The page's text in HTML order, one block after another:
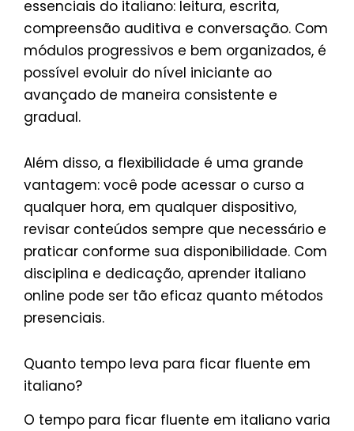
essenciais do italiano: leitura, escrita,
compreensão auditiva e conversação. Com
módulos progressivos e bem organizados, é
possível evoluir do nível iniciante ao
avançado de maneira consistente e
gradual.
Além disso, a flexibilidade é uma grande
vantagem: você pode acessar o curso a
qualquer hora, em qualquer dispositivo,
revisar conteúdos sempre que necessário e
praticar conforme sua disponibilidade. Com
disciplina e dedicação, aprender italiano
online pode ser tão eficaz quanto métodos
presenciais.
Quanto tempo leva para ficar fluente em
italiano?
O tempo para ficar fluente em italiano varia